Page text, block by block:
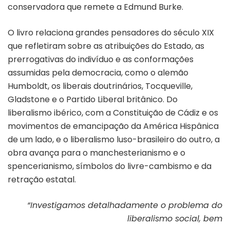
conservadora que remete a Edmund Burke.
O livro relaciona grandes pensadores do século XIX
que refletiram sobre as atribuições do Estado, as
prerrogativas do indivíduo e as conformações
assumidas pela democracia, como o alemão
Humboldt, os liberais doutrinários, Tocqueville,
Gladstone e o Partido Liberal britânico. Do
liberalismo ibérico, com a Constituição de Cádiz e os
movimentos de emancipação da América Hispânica
de um lado, e o liberalismo luso-brasileiro do outro, a
obra avança para o manchesterianismo e o
spencerianismo, símbolos do livre-cambismo e da
retração estatal.
“Investigamos detalhadamente o problema do
liberalismo social, bem